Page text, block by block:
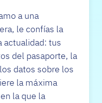
a una
le confías la
actualidad: tus
del pasaporte, la
datos sobre los
la máxima
la que la